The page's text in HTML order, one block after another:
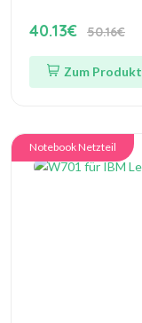
40.13€ 50.16€
Zum Produkt
Notebook Netzteil